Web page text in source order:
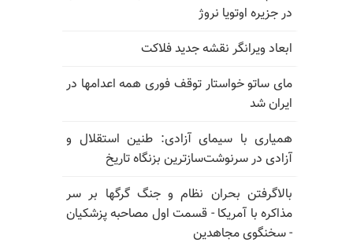
در جزیره اوتویا نروژ
ابعاد ویرانگر نقشه جدید فلاکت
مای ساتو خواستار توقف فوری همه اعدامها در
ایران شد
همیاری با سیمای آزادی: طنین استقلال و
آزادی در سرنوشت‌سازترین بزنگاه تاریخ
بالا‌گرفتن بحران نظام و جنگ گرگها بر سر
مذاکره با آمریکا - قسمت اول مصاحبه پزشکیان
- سخنگوی مجاهدین